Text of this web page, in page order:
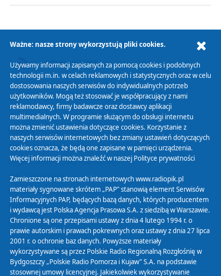
AKTUALNOŚCI RSS
Polityka Prywatności
Zasady korzystania z Serwisu
Organizacje Pożytku Publicznego
Cyfryzacja DAB+
Polityka ochrony danych osobowych
Abonament
Zamówienia publiczne
Biuletyn Informacji Publicznej
Ważne: nasze strony wykorzystują pliki cookies.
Używamy informacji zapisanych za pomocą cookies i podobnych
technologii m.in. w celach reklamowych i statystycznych oraz w celu
dostosowania naszych serwisów do indywidualnych potrzeb
użytkowników. Mogą też stosować je współpracujący z nami
reklamodawcy, firmy badawcze oraz dostawcy aplikacji
multimedialnych. W programie służącym do obsługi internetu
można zmienić ustawienia dotyczące cookies. Korzystanie z
naszych serwisów internetowych bez zmiany ustawień dotyczących
cookies oznacza, że będą one zapisane w pamięci urządzenia.
Więcej informacji można znaleźć w naszej Polityce prywatności
Zamieszczone na stronach internetowych www.radiopik.pl
materiały sygnowane skrótem „PAP” stanowią element Serwisów
Informacyjnych PAP, będących bazą danych, których producentem
i wydawcą jest Polska Agencja Prasowa S.A. z siedzibą w Warszawie.
Chronione są one przepisami ustawy z dnia 4 lutego 1994 r. o
prawie autorskim i prawach pokrewnych oraz ustawy z dnia 27 lipca
2001 r. o ochronie baz danych. Powyższe materiały
wykorzystywane są przez Polskie Radio Regionalną Rozgłośnię w
Bydgoszczy „Polskie Radio Pomorza i Kujaw” S.A. na podstawie
stosownej umowy licencyjnej. Jakiekolwiek wykorzystywanie